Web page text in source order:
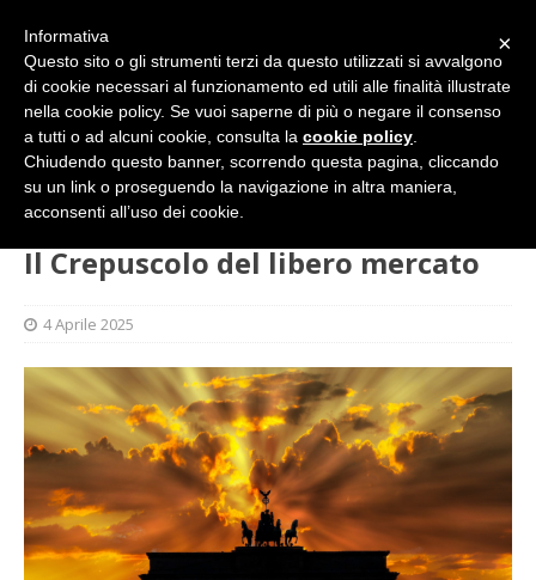
L'ALTRA PAGINA Il Crepuscolo del libero mercato
Il Crepuscolo del libero mercato
4 Aprile 2025
×
Informativa
Questo sito o gli strumenti terzi da questo utilizzati si avvalgono
di cookie necessari al funzionamento ed utili alle finalità illustrate
nella cookie policy. Se vuoi saperne di più o negare il consenso
a tutti o ad alcuni cookie, consulta la cookie policy
Chiudendo questo banner, scorrendo questa pagina, cliccando
su un link o proseguendo la navigazione in altra maniera,
acconsenti all’uso dei cookie.